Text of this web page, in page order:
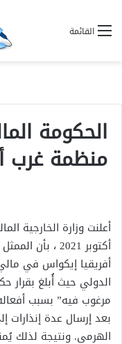
القائمة
الحكومة
منظمة غرب
أكتوبر 2021 ،
أفريقيا إيكواس في
الدولي حيث أُبلغ بقرار
مرغوب فيه” بسبب
بعد إرسال عدة